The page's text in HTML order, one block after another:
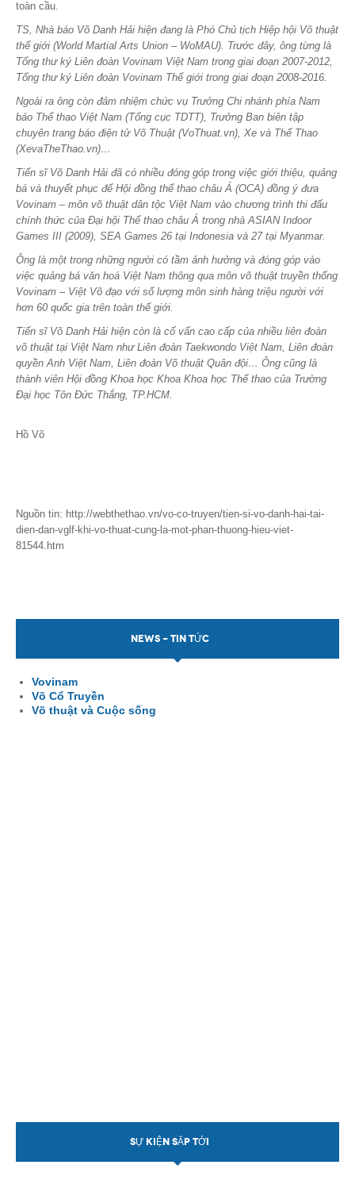
toàn cầu.
TS, Nhà báo Võ Danh Hải hiện đang là Phó Chủ tịch Hiệp hội Võ thuật
thế giới (World Martial Arts Union – WoMAU). Trước đây, ông từng là
Tổng thư ký Liên đoàn Vovinam Việt Nam trong giai đoạn 2007-2012,
Tổng thư ký Liên đoàn Vovinam Thế giới trong giai đoạn 2008-2016.
Ngoài ra ông còn đảm nhiệm chức vụ Trưởng Chi nhánh phía Nam
báo Thể thao Việt Nam (Tổng cục TDTT), Trưởng Ban biên tập
chuyên trang báo điện tử Võ Thuật (VoThuat.vn), Xe và Thể Thao
(XevaTheThao.vn)…
Tiến sĩ Võ Danh Hải đã có nhiều đóng góp trong việc giới thiệu, quảng
bá và thuyết phục để Hội đồng thể thao châu Á (OCA) đồng ý đưa
Vovinam – môn võ thuật dân tộc Việt Nam vào chương trình thi đấu
chính thức của Đại hội Thể thao châu Á trong nhà ASIAN Indoor
Games III (2009), SEA Games 26 tại Indonesia và 27 tại Myanmar.
Ông là một trong những người có tầm ảnh hưởng và đóng góp vào
việc quảng bá văn hoá Việt Nam thông qua môn võ thuật truyền thống
Vovinam – Việt Võ đạo với số lượng môn sinh hàng triệu người với
hơn 60 quốc gia trên toàn thế giới.
Tiến sĩ Võ Danh Hải hiện còn là cố vấn cao cấp của nhiều liên đoàn
võ thuật tại Việt Nam như Liên đoàn Taekwondo Việt Nam, Liên đoàn
quyền Anh Việt Nam, Liên đoàn Võ thuật Quân đội… Ông cũng là
thành viên Hội đồng Khoa học Khoa Khoa học Thể thao của Trường
Đại học Tôn Đức Thắng, TP.HCM.
Hồ Võ
Nguồn tin: http://webthethao.vn/vo-co-truyen/tien-si-vo-danh-hai-tai-
dien-dan-vglf-khi-vo-thuat-cung-la-mot-phan-thuong-hieu-viet-
81544.htm
NEWS - TIN TỨC
Vovinam
Võ Cổ Truyền
Võ thuật và Cuộc sống
SỰ KIỆN SẮP TỚI